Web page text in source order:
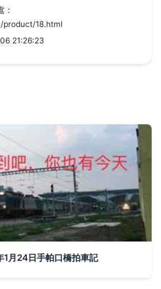
：
product/18.html
21:26:23
月24日手帕口橋拍車記